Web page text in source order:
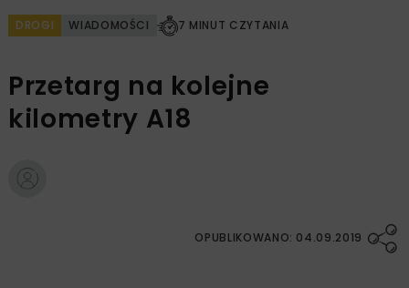
DROGI WIADOMOŚCI 7 MINUT CZYTANIA
Przetarg na kolejne
kilometry A18
OPUBLIKOWANO: 04.09.2019